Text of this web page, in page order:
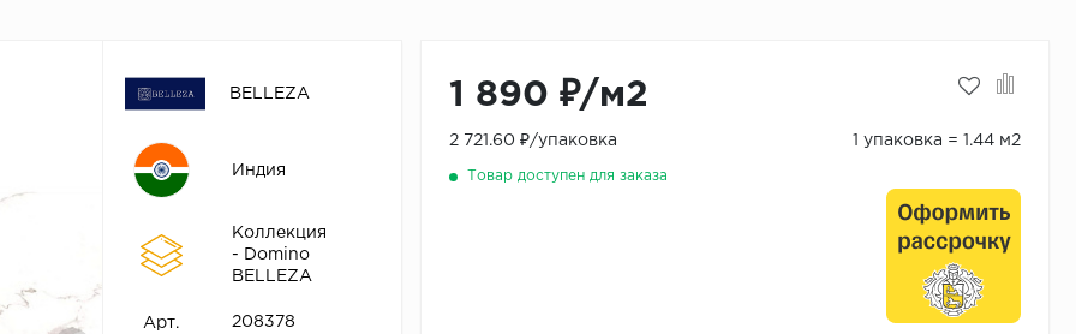
BELLEZA
Индия
Коллекция
- Domino
BELLEZA
Арт. 208378
1 890 ₽/м2
2 721.60 ₽/упаковка 1 упаковка = 1.44 м2
Товар доступен для заказа